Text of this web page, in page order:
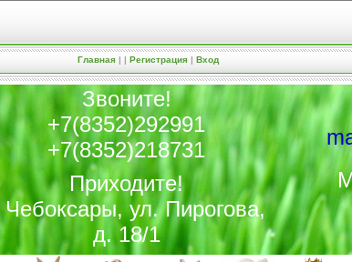
Главная| | Регистрация| Вход
Звоните!
+7(8352)292991
+7(8352)218731
Приходите!
Чебоксары, ул. Пирогова,
д. 18/1